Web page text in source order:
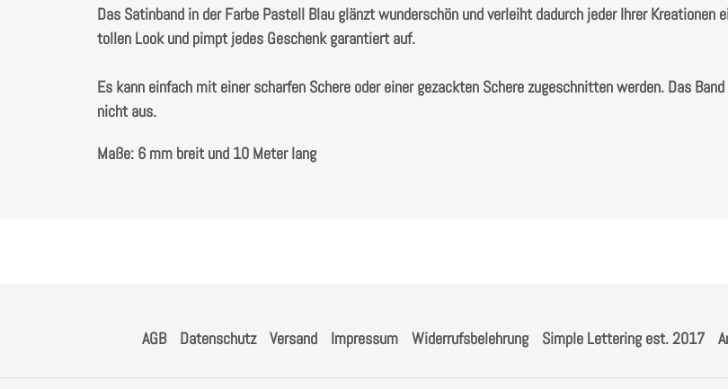
Das Satinband in der Farbe Pastell Blau glänzt wunderschön und verleiht dadurch jeder Ihrer Kreationen
tollen Look und pimpt jedes Geschenk garantiert auf.
Es kann einfach mit einer scharfen Schere oder einer gezackten Schere zugeschnitten werden. Das
nicht aus.
Maße: 6 mm breit und 10 Meter lang
AGB Datenschutz Versand Impressum Widerrufsbelehrung Simple Lettering est. 2017